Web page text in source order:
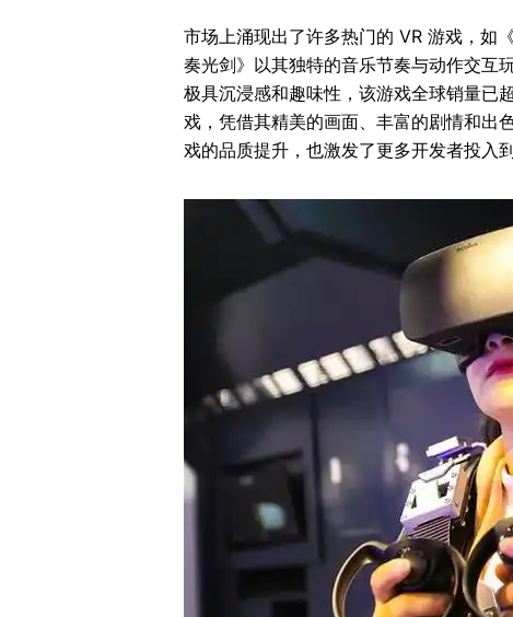
市场上涌现出了许多热门的 VR 游戏，如
奏光剑》以其独特的音乐节奏与动作交互
极具沉浸感和趣味性，该游戏全球销量已
戏，凭借其精美的画面、丰富的剧情和出
戏的品质提升，也激发了更多开发者投入